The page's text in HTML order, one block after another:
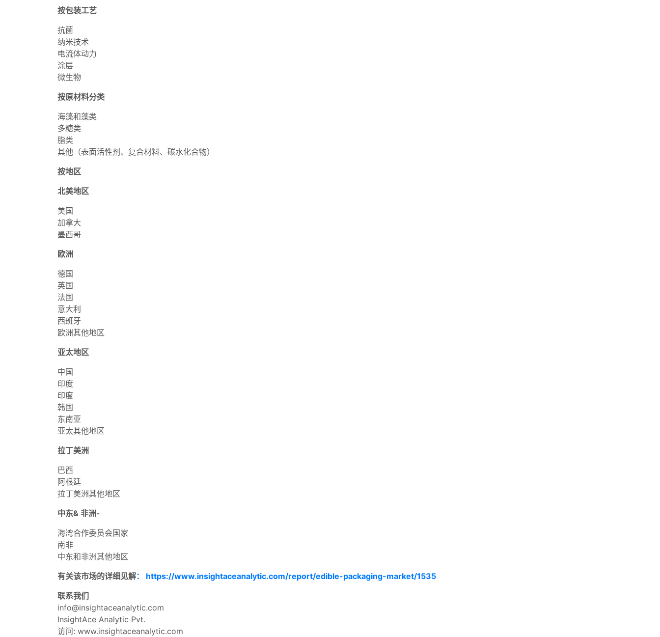
按包装工艺
抗菌
纳米技术
电流体动力
涂层
微生物
按原材料分类
海藻和藻类
多糖类
脂类
其他（表面活性剂、复合材料、碳水化合物）
按地区
北美地区
美国
加拿大
墨西哥
欧洲
德国
英国
法国
意大利
西班牙
欧洲其他地区
亚太地区
中国
印度
印度
韩国
东南亚
亚太其他地区
拉丁美洲
巴西
阿根廷
拉丁美洲其他地区
中东& 非洲-
海湾合作委员会国家
南非
中东和非洲其他地区
有关该市场的详细见解： https://www.insightaceanalytic.com/report/edible-packaging-market/1535
联系我们
info@insightaceanalytic.com
InsightAce Analytic Pvt.
访问: www.insightaceanalytic.com